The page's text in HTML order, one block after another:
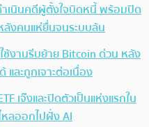
เนินคดีผู้ตั้งใจบิดหนี้ พร้อมปิด
งคนแห่ยื่นจนระบบล้น
ช้งานรีบย้าย Bitcoin ด่วน หลัง
และถูกเจาะต่อเนื่อง
เจ๊งและปิดตัวเป็นแห่งแรกใน
ลออกไปฝั่ง AI